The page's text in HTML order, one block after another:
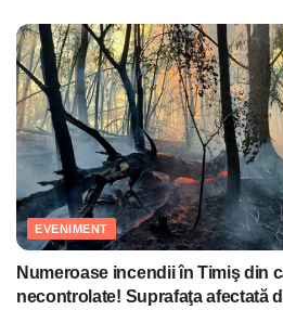
EVENIMENT
Numeroase incendii în Timiş din
necontrolate! Suprafaţa afectată